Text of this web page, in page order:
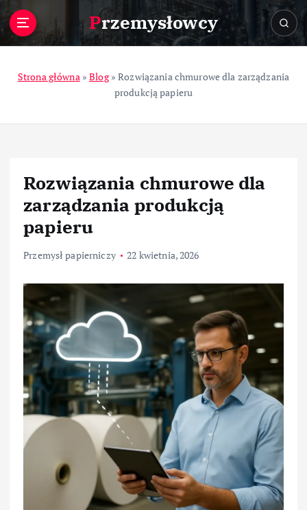
Przemysłowcy
Strona główna»Blog»Rozwiązania chmurowe dla zarządzania
produkcją papieru
Rozwiązania chmurowe dla
zarządzania produkcją
papieru
Przemysł papierniczy 22 kwietnia, 2026